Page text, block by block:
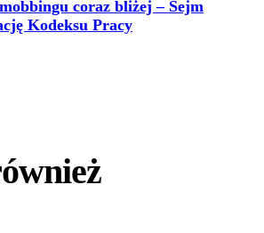
coraz bliżej – Sejm
Kodeksu Pracy